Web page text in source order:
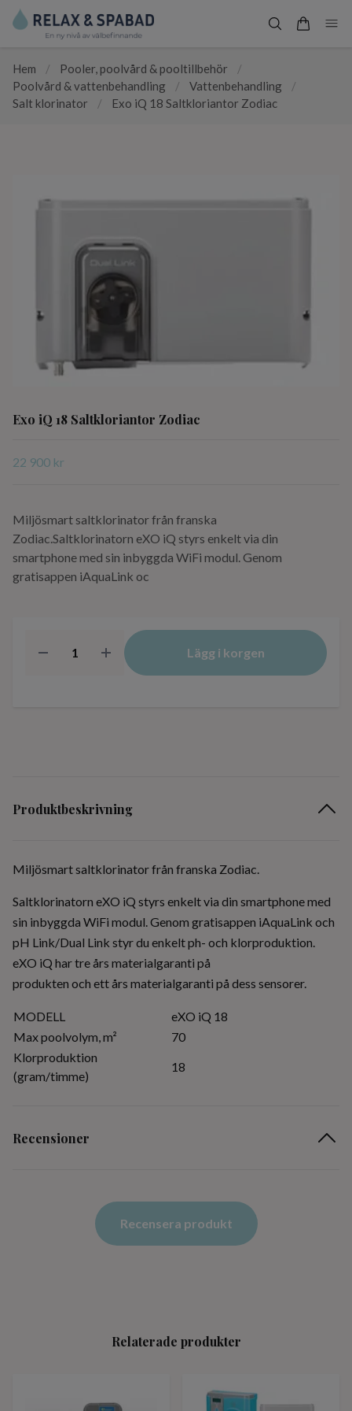
Hem / Pooler, poolvård & pooltillbehör
/
Poolvård & vattenbehandling
/ Vattenbehandling
/
Salt klorinator
/ Exo iQ 18 Saltkloriantor Zodiac
Exo iQ 18 Saltkloriantor Zodiac
22 900 kr
Miljösmart saltklorinator från franska
Zodiac.Saltklorinatorn eXO iQ styrs enkelt via din
smartphone med sin inbyggda WiFi modul. Genom
gratisappen iAquaLink oc
Lägg i korgen
Produktbeskrivning
Miljösmart saltklorinator från franska Zodiac.
Saltklorinatorn eXO iQ styrs enkelt via din smartphone med
sin inbyggda WiFi modul. Genom gratisappen iAquaLink och
pH Link/Dual Link styr du enkelt ph- och klorproduktion.
eXO iQ har tre års materialgaranti på
produkten och ett års materialgaranti på dess sensorer.
MODELL
eXO iQ 18
Max poolvolym, m²
70
Klorproduktion
(gram/timme)
18
Recensioner
Recensera produkt
Relaterade produkter